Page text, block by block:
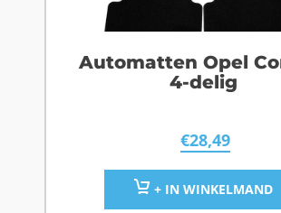
Automatten Opel
4-delig
€28,49
+ IN WINKELMAND